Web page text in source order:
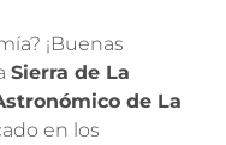
¡Buenas
Sierra de La
de La
en los